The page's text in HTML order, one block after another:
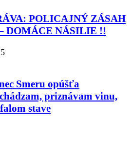
POLICAJNÝ ZÁSAH
DOMÁCE NÁSILIE !!
Smeru opúšťa
priznávam vinu,
stave